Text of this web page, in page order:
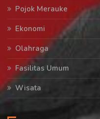
Pojok Merauke
Ekonomi
Olahraga
Fasilitas Umum
Wisata